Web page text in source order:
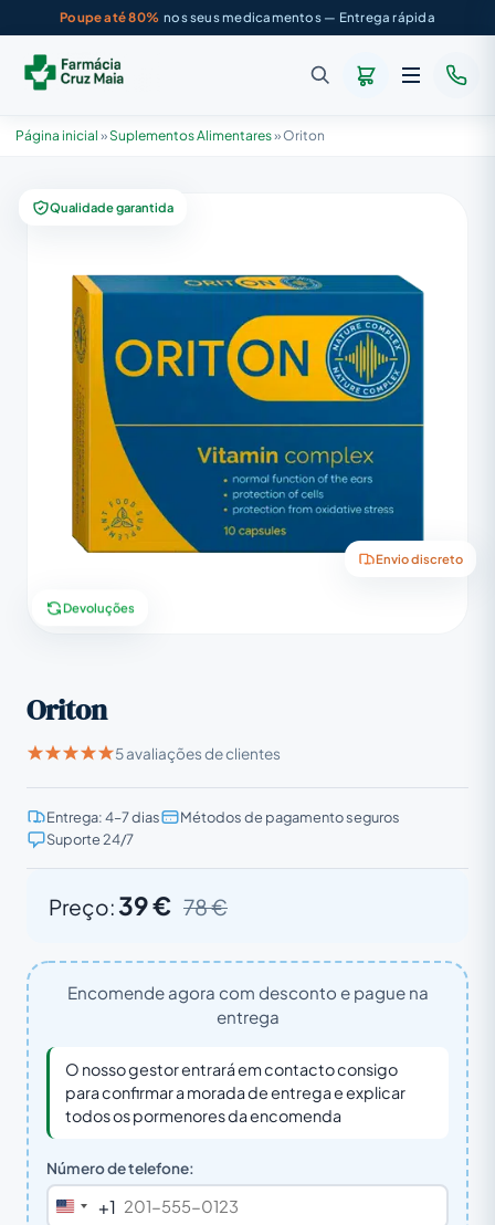
Poupe até 80% nos seus medicamentos — Entrega rápida
Página inicial »Suplementos Alimentares»Oriton
Qualidade garantida
Envio discreto
Devoluções
Oriton
5 avaliações de clientes
Entrega: 4–7 dias
Métodos de pagamento seguros
Suporte 24/7
Preço:39 € 78 €
Encomende agora com desconto e pague na
entrega
O nosso gestor entrará em contacto consigo
para confirmar a morada de entrega e explicar
todos os pormenores da encomenda
Número de telefone:
United
+1